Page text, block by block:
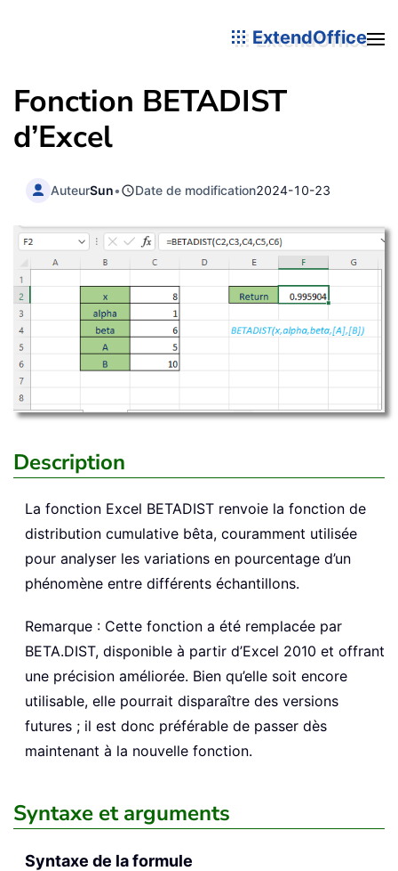
ExtendOffice
Fonction BETADIST
d’Excel
AuteurSun• Date de modification2024-10-23
Description
La fonction Excel BETADIST renvoie la fonction de
distribution cumulative bêta, couramment utilisée
pour analyser les variations en pourcentage d’un
phénomène entre différents échantillons.
Remarque : Cette fonction a été remplacée par
BETA.DIST, disponible à partir d’Excel 2010 et offrant
une précision améliorée. Bien qu’elle soit encore
utilisable, elle pourrait disparaître des versions
futures ; il est donc préférable de passer dès
maintenant à la nouvelle fonction.
Syntaxe et arguments
Syntaxe de la formule